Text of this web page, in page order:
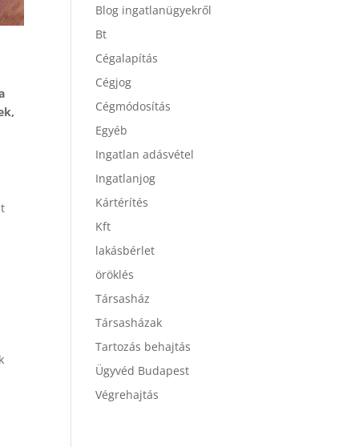
Blog ingatlanügyekről
Bt
Cégalapítás
Cégjog
Cégmódosítás
Egyéb
Ingatlan adásvétel
Ingatlanjog
Kártérítés
Kft
lakásbérlet
öröklés
Társasház
Társasházak
Tartozás behajtás
Ügyvéd Budapest
Végrehajtás